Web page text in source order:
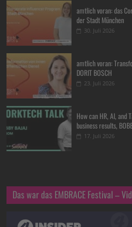
amtlich voran: das
der Stadt München
30. Juli 2026
amtlich voran:
DORIT BOSCH
23. Juli 2026
How can HR, AI, and
business results,
17. Juli 2026
Das war das EMBRACE Festival –